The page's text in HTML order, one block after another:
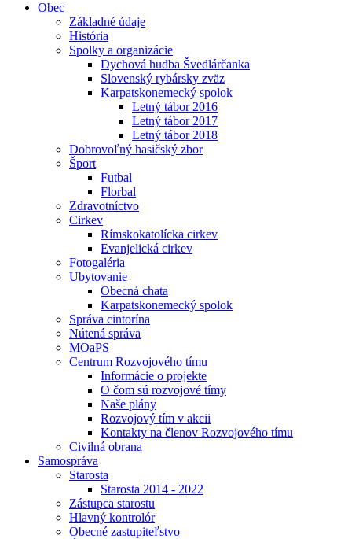
Obec
Základné údaje
História
Spolky a organizácie
Dychová hudba Švedlárčanka
Slovenský rybársky zväz
Karpatskonemecký spolok
Letný tábor 2016
Letný tábor 2017
Letný tábor 2018
Dobrovoľný hasičský zbor
Šport
Futbal
Florbal
Zdravotníctvo
Cirkev
Rímskokatolícka cirkev
Evanjelická cirkev
Fotogaléria
Ubytovanie
Obecná chata
Karpatskonemecký spolok
Správa cintorína
Nútená správa
MOaPS
Centrum Rozvojového tímu
Informácie o projekte
O čom sú rozvojové tímy
Naše plány
Rozvojový tím v akcii
Kontakty na členov Rozvojového tímu
Civilná obrana
Samospráva
Starosta
Starosta 2014 - 2022
Zástupca starostu
Hlavný kontrolór
Obecné zastupiteľstvo